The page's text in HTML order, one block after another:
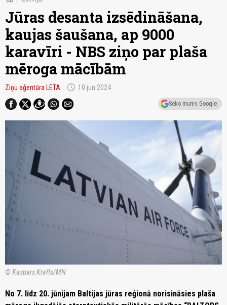
Jūras desanta izsēdināšana,
kaujas šaušana, ap 9000
karavīri - NBS ziņo par plaša
mēroga mācībām
Ziņu aģentūra LETA schedule 10.jun 2024
Seko mums Google
© Kaspars Krafts/MN
No 7. līdz 20. jūnijam Baltijas jūras reģionā norisināsies plaša